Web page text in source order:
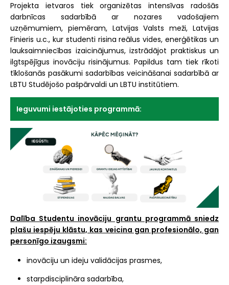
Projekta ietvaros tiek organizētas intensīvas radošās
darbnīcas sadarbībā ar nozares vadošajiem
uzņēmumiem, piemēram, Latvijas Valsts meži, Latvijas
Finieris u.c., kur studenti risina reālus vides, enerģētikas un
lauksaimniecības izaicinājumus, izstrādājot praktiskus un
ilgtspējīgus inovāciju risinājumus. Papildus tam tiek rīkoti
tīklošanās pasākumi sadarbības veicināšanai sadarbībā ar
LBTU Studējošo pašpārvaldi un LBTU institūtiem.
Ieguvumi iestājoties programmā:
Dalība Studentu inovāciju grantu programmā sniedz
plašu iespēju klāstu, kas veicina gan profesionālo, gan
personīgo izaugsmi:
inovāciju un ideju validācijas prasmes,
starpdisciplināra sadarbība,